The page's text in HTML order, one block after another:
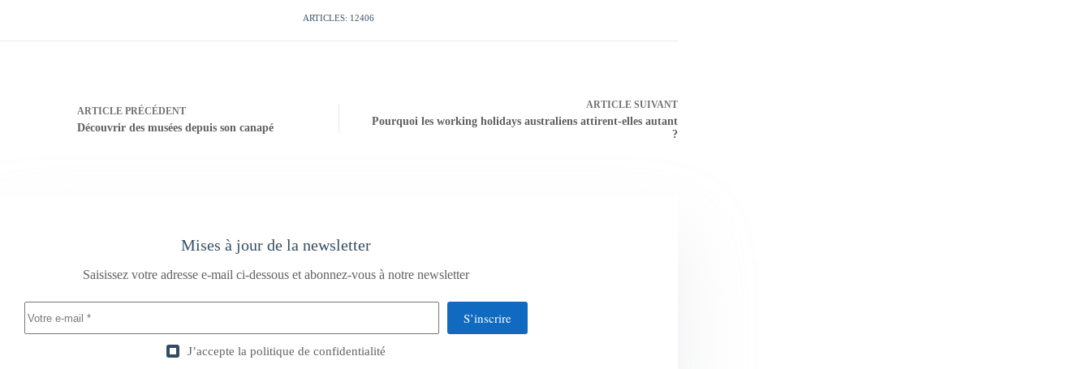
ARTICLES: 12406
ARTICLE PRÉCÉDENT
Découvrir des musées depuis son canapé
ARTICLESUIVANT
Pourquoi les working holidays australiens attirent-elles autant
?
Mises à jour de la newsletter
Saisissez votre adresse e-mail ci-dessous et abonnez-vous à notre newsletter
S’inscrire
J’accepte la politique de confidentialité